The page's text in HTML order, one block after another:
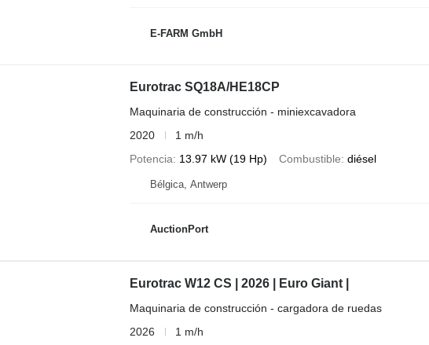
E-FARM GmbH
Eurotrac SQ18A/HE18CP
Maquinaria de construcción - miniexcavadora
2020
1 m/h
Potencia
13.97 kW (19 Hp) Combustible diésel
Bélgica, Antwerp
AuctionPort
Eurotrac W12 CS | 2026 | Euro Giant |
Maquinaria de construcción - cargadora de ruedas
2026
1 m/h